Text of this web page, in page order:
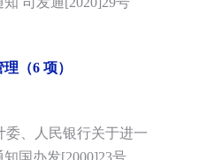
（6 项）
委、人民银行关于进一